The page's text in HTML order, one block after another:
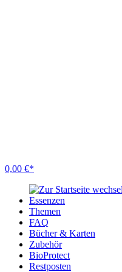
0,00 €*
Essenzen
Themen
FAQ
Bücher & Karten
Zubehör
BioProtect
Restposten